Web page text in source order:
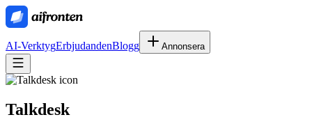
AI-VerktygErbjudandenBlogg Annonsera
Talkdesk